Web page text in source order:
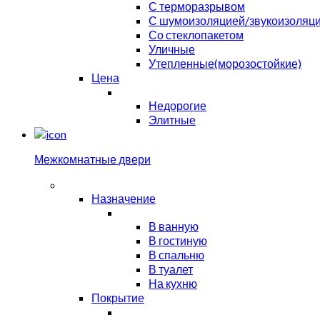
С терморазрывом
С шумоизоляцией/
Со стеклопакетом
Уличные
Утепленные(морозостойкие)
Цена
Недорогие
Элитные
Межкомнатные двери
Назначение
В ванную
В гостиную
В спальню
В туалет
На кухню
Покрытие